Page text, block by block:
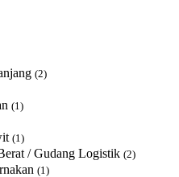
(2)
(1)
(1)
/ Gudang Logistik (2)
(1)